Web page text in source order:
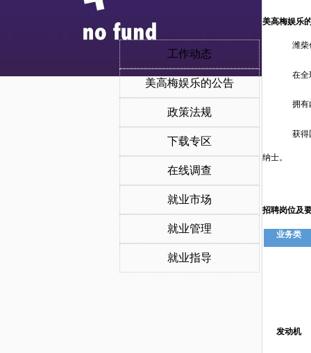
工作动态
美高梅娱乐的公告
政策法规
下载专区
在线调查
就业市场
就业管理
就业指导
美高梅娱乐
潍柴
在全
拥有
获得
纳士。
招聘岗位及
业务类
发动机